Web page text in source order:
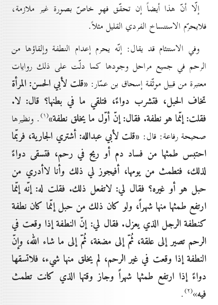
إلّا أنّ هذا أيضاً إن تحقّق فهو خاصّ بصورة غير ملازمة،
فلايحرّم الاستنساخ الفردي القليل مثلاً.
وفي الاستتئام قد يقال: إنّه يحرم إعدام النطفة وإلقاؤها من
الرحم في جميع مراحل وجودها كما دلّت على ذلك روايات
معتبرة من قبيل موثّقة إسحاق بن عمّار: «قلت لأبي الحسن: المرأة
تخاف الحبل، فتشرب دواءً، فتلقي ما في بطنها؟ قال: لا.
فقلت: إنّما هو نطفة. فقال: إنّ أوّل ما يخلق نطفة»(۱) . ونظيرها
صحيحة رفاعة: قال: «قلت لأبي عبدالله: أشتري الجارية، فربّما
احتبس طمثها من فساد دم أو ريح في رحم، فتسقى دواءً
لذلك، فتطمث من يومها، أفيجوز لي ذلك وأنا لاأدري من
حبل هو أو غيره؟ فقال لي: لاتفعل ذلك. فقلت له: إنّه إنّما
ارتفع طمثها منها شهراً، ولو كان ذلك من حبل إنّما كان نطفة
كنطفة الرجل الذي يعزل. فقال لي: إنّ النطفة إذا وقعت في
الرحم تصير إلى علقة، ثُمّ إلى مضغة، ثُمّ إلى ما شاء الله، وإنّ
النطفة إذا وقعت في غير الرحم، لم يخلق منها شيء، فلاتسقها
دواءً إذا ارتفع طمثها شهراً وجاز وقتها الذي كانت تطمث
فيه»(۲) .